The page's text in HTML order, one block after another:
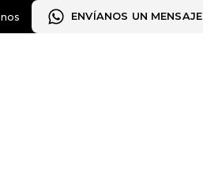
ENVÍANOS UN MENSAJE